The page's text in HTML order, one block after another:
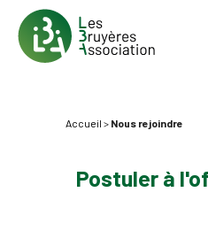
Accueil > Nous rejoindre
Postuler à